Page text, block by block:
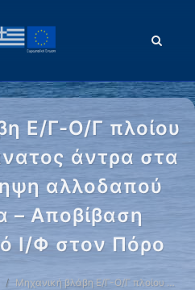
Ε/Γ-Ο/Γ πλοίου
άντρα στα
αλλοδαπού
– Αποβίβαση
Ι/Φ στον Πόρο
Μηχανική βλάβη Ε/Γ-Ο/Γ πλοίου …